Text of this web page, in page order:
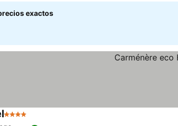
exactos
4 Estrellas